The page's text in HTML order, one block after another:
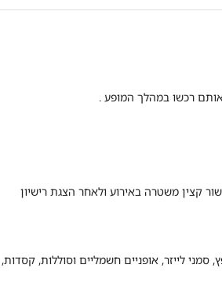
רכשו במהלך המופע .
קצין משטרה באירוע ולאחר הצגת רישיון
סמני לייזר, אופניים חשמליים וסוללות, קסדות,